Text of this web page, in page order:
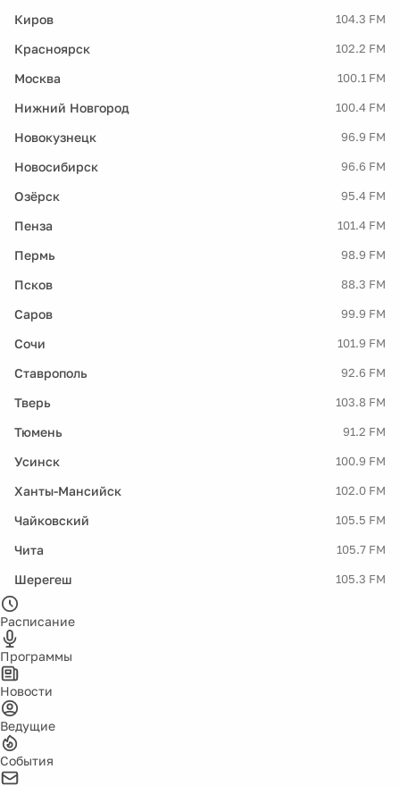
Киров 104.3 FM
Красноярск 102.2 FM
Москва 100.1 FM
Нижний Новгород 100.4 FM
Новокузнецк 96.9 FM
Новосибирск 96.6 FM
Озёрск 95.4 FM
Пенза 101.4 FM
Пермь 98.9 FM
Псков 88.3 FM
Саров 99.9 FM
Сочи 101.9 FM
Ставрополь 92.6 FM
Тверь 103.8 FM
Тюмень 91.2 FM
Усинск 100.9 FM
Ханты-Мансийск 102.0 FM
Чайковский 105.5 FM
Чита 105.7 FM
Шерегеш 105.3 FM
Расписание
Программы
Новости
Ведущие
События